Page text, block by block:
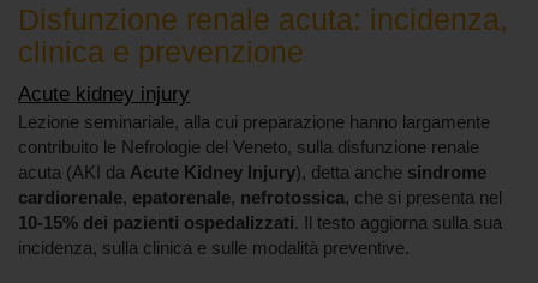
Disfunzione renale acuta: incidenza,
clinica e prevenzione
Acute kidney injury
Lezione seminariale, alla cui preparazione hanno largamente
contribuito le Nefrologie del Veneto, sulla disfunzione renale
acuta (AKI da Acute Kidney Injury), detta anche sindrome
cardiorenale, epatorenale, nefrotossica, che si presenta nel
10-15% dei pazienti ospedalizzati. Il testo aggiorna sulla sua
incidenza, sulla clinica e sulle modalità preventive.